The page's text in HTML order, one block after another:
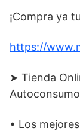
¡Compra ya
https://
➤ Tienda
• Los